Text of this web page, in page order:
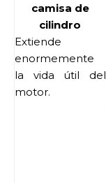
camisa de
cilindro
Extiende
enormemente
la vida útil del
motor.